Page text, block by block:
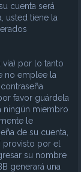
cuenta será
usted tiene la
vía) por lo tanto
no emplee la
favor guárdela
ningún miembro
le
de su cuenta,
provisto por el
su nombre
generará una